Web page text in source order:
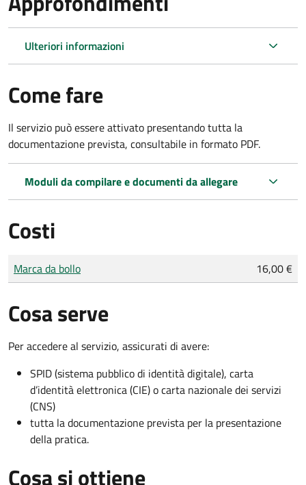
Ulteriori informazioni
Come fare
Il servizio può essere attivato presentando tutta la
documentazione prevista, consultabile in formato PDF.
Moduli da compilare e documenti da allegare
Costi
Tipo di pagamento
Importo
Marca da bollo 16,00 €
Cosa serve
Per accedere al servizio, assicurati di avere:
SPID (sistema pubblico di identità digitale), carta
d’identità elettronica (CIE) o carta nazionale dei servizi
(CNS)
tutta la documentazione prevista per la presentazione
della pratica.
Cosa si ottiene